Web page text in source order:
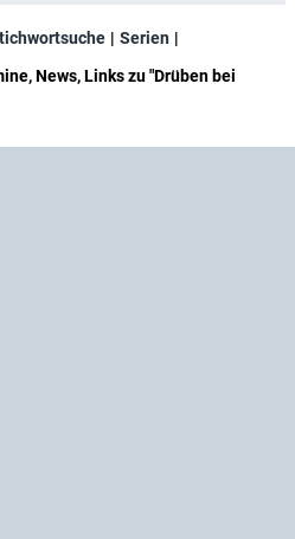
Serien
News, Links zu "Drüben bei